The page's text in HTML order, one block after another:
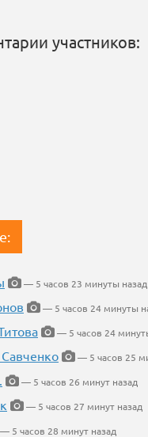
участников:
— 5 часов 23 минуты назад
— 5 часов 24 минуты
— 5 часов 24
— 5 часов 25
— 5 часов 26 минут назад
— 5 часов 27 минут назад
— 5 часов 28 минут назад